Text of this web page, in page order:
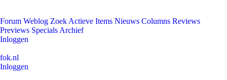
Forum Weblog Zoek Actieve Items Nieuws Columns Reviews
Previews Specials Archief
Inloggen
fok.nl
Inloggen